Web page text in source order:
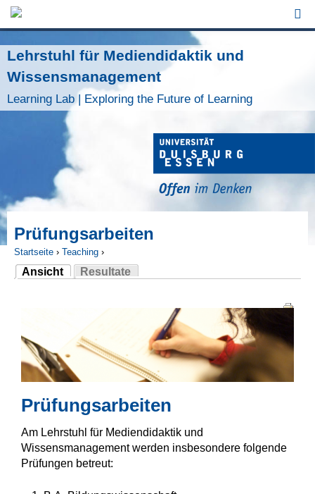
Jump to Navigation
Lehrstuhl für Mediendidaktik und
Wissensmanagement
Learning Lab | Exploring the Future of Learning
Prüfungsarbeiten
Sie sind hier
Startseite › Teaching ›
Ansicht
(aktiver Reiter)
Resultate
Prüfungsarbeiten
Am Lehrstuhl für Mediendidaktik und
Wissensmanagement werden insbesondere folgende
Prüfungen betreut: